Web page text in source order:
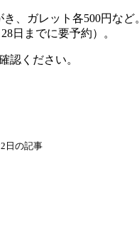
、ガレット各500円など
日までに要予約）。
認ください。
日の記事